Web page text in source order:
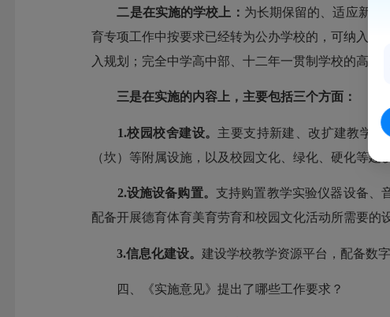
二是在实施的学校 上 ： 为长期保留的、适应新型
育专项工作中按要求已经转为公办学校的，可纳入
入规划；完全中学高中部、十二年一贯制学校的高中
三是在实施的内容 上 ， 主要包括三个方面 ：
1.校园校舍建设。 主要支持新建、改扩建教学
（坎）等附属设施，以及校园文化、绿化、硬化等建
2.设施设备购置。 支持购置教学实验仪器设备、
配备开展德育体育美育劳育和校园文化活动所需要的
3.信息化建设。 建设学校教学资源平台，配备数
四、《实施意见》提出了哪些工作要求？